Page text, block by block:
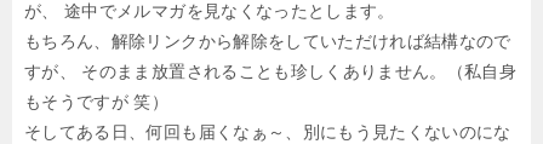
が、
途中でメルマガを見なくなったとします。
もちろん、解除リンクから解除をしていただければ結構なので
すが、
そのまま放置されることも珍しくありません。（私自身
もそうですが 笑）
そしてある日、何回も届くなぁ～、別にもう見たくないのにな